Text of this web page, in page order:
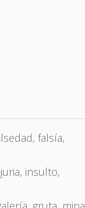
falsía,
insulto,